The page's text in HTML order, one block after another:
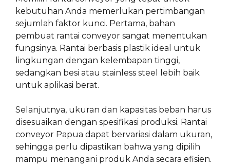
kebutuhan Anda memerlukan pertimbangan
sejumlah faktor kunci. Pertama, bahan
pembuat rantai conveyor sangat menentukan
fungsinya. Rantai berbasis plastik ideal untuk
lingkungan dengan kelembapan tinggi,
sedangkan besi atau stainless steel lebih baik
untuk aplikasi berat.
Selanjutnya, ukuran dan kapasitas beban harus
disesuaikan dengan spesifikasi produksi. Rantai
conveyor Papua dapat bervariasi dalam ukuran,
sehingga perlu dipastikan bahwa yang dipilih
mampu menangani produk Anda secara efisien.